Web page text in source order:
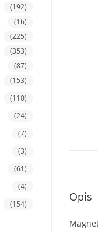
Opis
(192)
(16)
(225)
(353)
(87)
(153)
(110)
(24)
(7)
(3)
(61)
(4)
(154)